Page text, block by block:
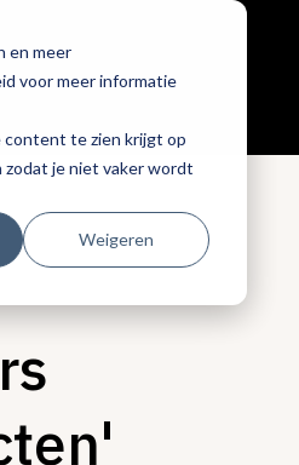
en meer
voor meer informatie
content te zien krijgt op
zodat je niet vaker wordt
Weigeren